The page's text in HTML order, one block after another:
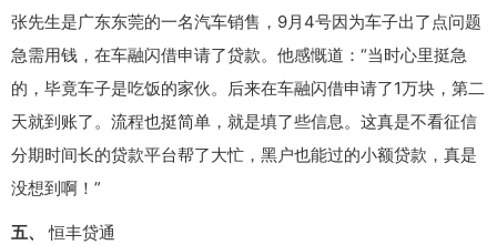
张先生是广东东莞的一名汽车销售，9月4号因为车子出了点问题
急需用钱，在车融闪借申请了贷款。他感慨道：“当时心里挺急
的，毕竟车子是吃饭的家伙。后来在车融闪借申请了1万块，第二
天就到账了。流程也挺简单，就是填了些信息。这真是不看征信
分期时间长的贷款平台帮了大忙，黑户也能过的小额贷款，真是
没想到啊！”
五、 恒丰贷通